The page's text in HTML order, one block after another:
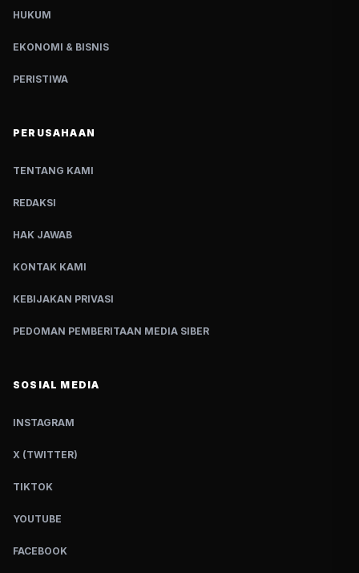
HUKUM
EKONOMI & BISNIS
PERISTIWA
PERUSAHAAN
TENTANG KAMI
REDAKSI
HAK JAWAB
KONTAK KAMI
KEBIJAKAN PRIVASI
PEDOMAN PEMBERITAAN MEDIA SIBER
SOSIAL MEDIA
INSTAGRAM
X (TWITTER)
TIKTOK
YOUTUBE
FACEBOOK